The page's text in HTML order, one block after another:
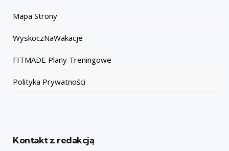
Mapa Strony
WyskoczNaWakacje
FITMADE Plany Treningowe
Polityka Prywatności
Kontakt z redakcją